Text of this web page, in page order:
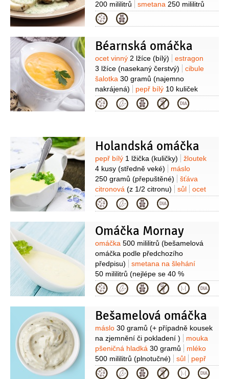
200 mililitrů
smetana 250 mililitrů
(sladká)
cukr krupice
1 lžíce
vejce4 kusy Knedlíky:
1/3kostky mléko250 mililitrů
1 kus
mouka pšeničná polohrubá
350 gramů
sůl
Kategorie
Béarnská omáčka
Suroviny
ocet vinný 2 lžíce (bílý)
estragon
3 lžíce (nasekaný čerstvý)
cibule
šalotka 30 gramů (najemno
nakrájená)
pepř bílý 10 kuliček
(rozdrcený)
žloutek4 kusy (nejlépe z
biovajec )
máslo250 gramů
Kategorie
Holandská omáčka
Suroviny
pepř bílý 1 lžička (kuličky)
žloutek
4 kusy (středně veké)
máslo
250 gramů (přepuštěné)
šťáva
citronová (z 1/2 citronu) sůl
ocet
vinný
1 lžíce (bílý)
Kategorie
Omáčka Mornay
Suroviny
omáčka 500 mililitrů (bešamelová
omáčka podle předchozího
předpisu)
smetana na šlehání
50 mililitrů (nejlépe se 40 %
tuku)
žloutek3 kusy (středně
velké)
sýr Ementál100 gramů (nebo
Kategorie
Bešamelová omáčka
Suroviny
máslo 30 gramů (+ případně kousek
na zjemnění či pokladení )
mouka
pšeničná hladká 30 gramů
mléko
500 mililitrů (plnotučné) sůl
pepř
bílý
muškátový oříšek 1 špetka
Kategorie